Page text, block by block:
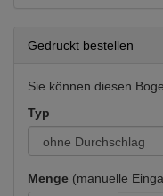
Gedruckt bestellen
Sie können diesen
Typ
Menge (manuelle